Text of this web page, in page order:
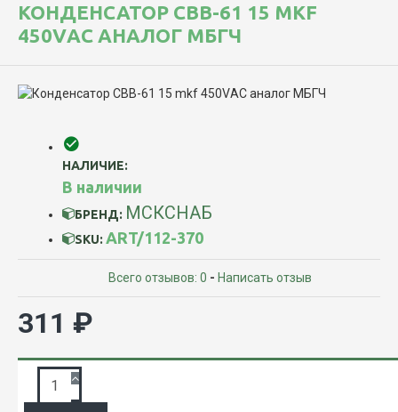
КОНДЕНСАТОР CBB-61 15 MKF
450VАС АНАЛОГ МБГЧ
НАЛИЧИЕ:
В наличии
БРЕНД: МСКСНАБ
SKU: ART/112-370
Всего отзывов: 0 - Написать отзыв
311 ₽